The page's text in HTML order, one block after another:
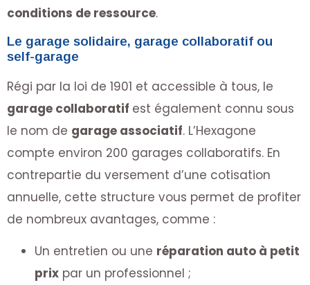
conditions de ressource.
Le garage solidaire, garage collaboratif ou
self-garage
Régi par la loi de 1901 et accessible à tous, le
garage collaboratif est également connu sous
le nom de garage associatif. L’Hexagone
compte environ 200 garages collaboratifs. En
contrepartie du versement d’une cotisation
annuelle, cette structure vous permet de profiter
de nombreux avantages, comme :
Un entretien ou une réparation auto à petit
prix par un professionnel ;